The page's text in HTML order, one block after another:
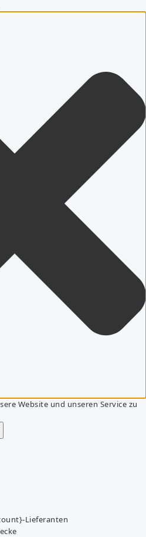
Website und unseren Service zu
Lieferanten